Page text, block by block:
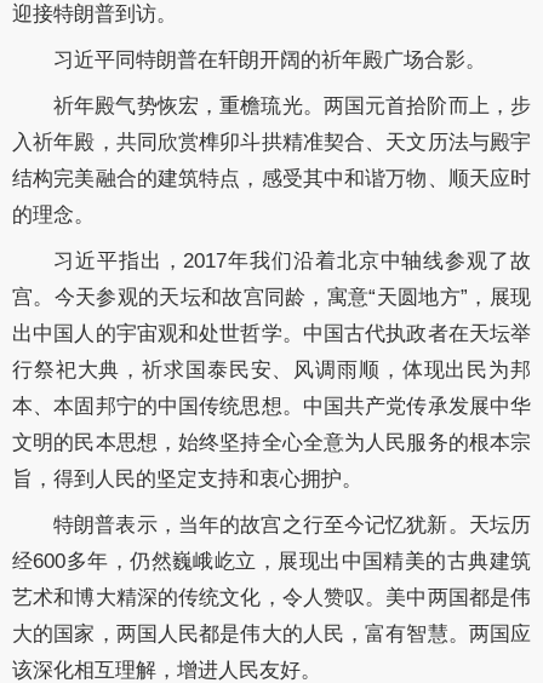
迎接特朗普到访。
习近平同特朗普在轩朗开阔的祈年殿广场合影。
祈年殿气势恢宏，重檐琉光。两国元首拾阶而上，步
入祈年殿，共同欣赏榫卯斗拱精准契合、天文历法与殿宇
结构完美融合的建筑特点，感受其中和谐万物、顺天应时
的理念。
习近平指出，2017年我们沿着北京中轴线参观了故
宫。今天参观的天坛和故宫同龄，寓意“天圆地方”，展现
出中国人的宇宙观和处世哲学。中国古代执政者在天坛举
行祭祀大典，祈求国泰民安、风调雨顺，体现出民为邦
本、本固邦宁的中国传统思想。中国共产党传承发展中华
文明的民本思想，始终坚持全心全意为人民服务的根本宗
旨，得到人民的坚定支持和衷心拥护。
特朗普表示，当年的故宫之行至今记忆犹新。天坛历
经600多年，仍然巍峨屹立，展现出中国精美的古典建筑
艺术和博大精深的传统文化，令人赞叹。美中两国都是伟
大的国家，两国人民都是伟大的人民，富有智慧。两国应
该深化相互理解，增进人民友好。